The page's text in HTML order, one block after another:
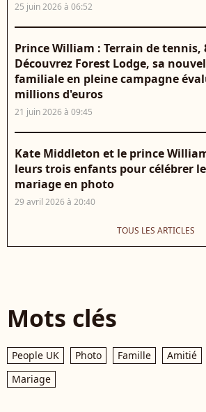
25 juin 2026 à 06:52
Prince William : Terrain de tennis,
Découvrez Forest Lodge, sa
familiale en pleine campagne
millions d'euros
21 juin 2026 à 09:45
Kate Middleton et le prince
leurs trois enfants pour célébrer
mariage en photo
29 avril 2026 à 20:40
TOUS LES ARTICLES
Mots clés
People UK Photo Famille Amitié
Mariage